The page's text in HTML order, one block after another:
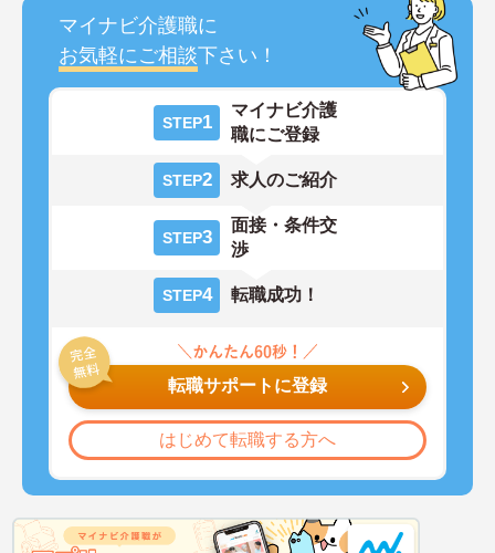
マイナビ介護職に
お気軽にご相談下さい！
STEP1
マイナビ介護
職にご登録
STEP2 求人のご紹介
STEP3
面接・条件交
渉
STEP4 転職成功！
転職サポートに登録
はじめて転職する方へ